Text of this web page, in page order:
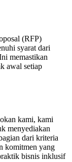
(RFP)
syarat dari
memastikan
awal setiap
kami, kami
menyediakan
dari kriteria
komitmen yang
bisnis inklusif